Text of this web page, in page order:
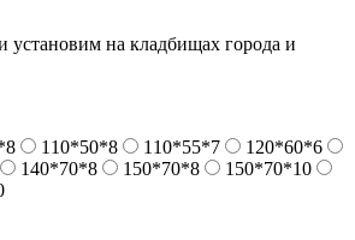
установим на кладбищах города и
110*50*8 110*55*7
120*60*6
140*70*8 150*70*8
150*70*10